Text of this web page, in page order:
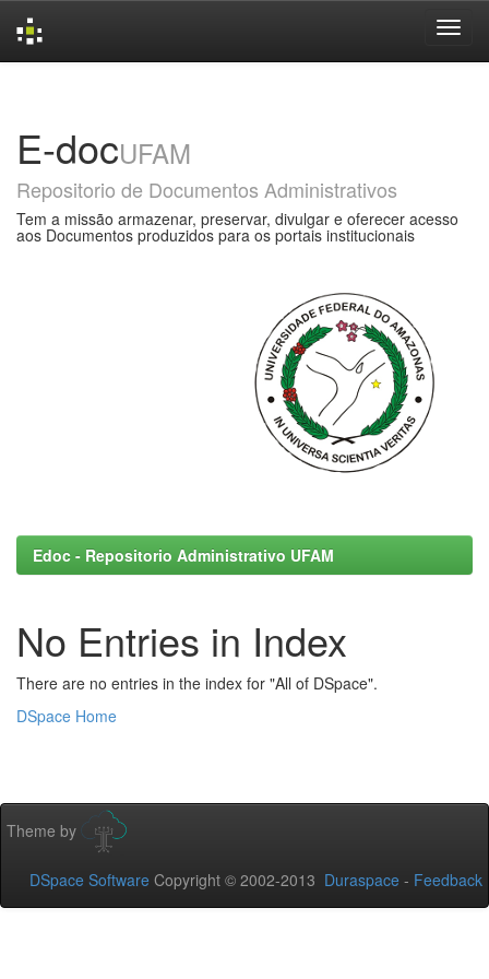
E-docUFAM
Repositorio de Documentos Administrativos
Tem a missão armazenar, preservar, divulgar e oferecer acesso
aos Documentos produzidos para os portais institucionais
Edoc - Repositorio Administrativo UFAM
No Entries in Index
There are no entries in the index for "All of DSpace".
DSpace Home
Theme by
DSpace Software Copyright © 2002-2013 Duraspace - Feedback